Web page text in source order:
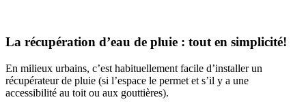
La récupération d’eau de pluie : tout en simplicité!
En milieux urbains, c’est habituellement facile d’installer un
récupérateur de pluie (si l’espace le permet et s’il y a une
accessibilité au toit ou aux gouttières).